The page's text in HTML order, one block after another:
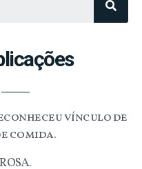
vínculo de
comida.